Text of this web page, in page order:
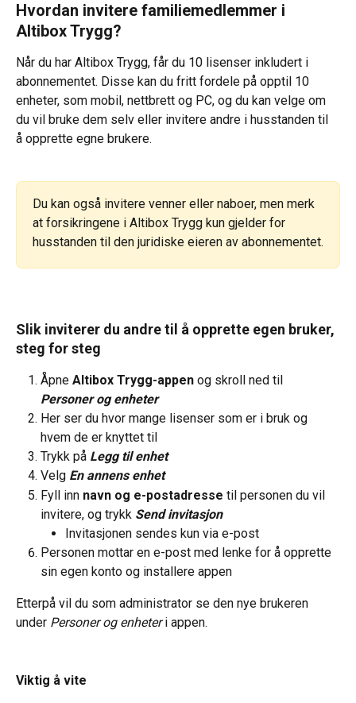
Hvordan invitere familiemedlemmer i
Altibox Trygg?
Når du har Altibox Trygg, får du 10 lisenser inkludert i
abonnementet. Disse kan du fritt fordele på opptil 10
enheter, som mobil, nettbrett og PC, og du kan velge om
du vil bruke dem selv eller invitere andre i husstanden til
å opprette egne brukere.
Du kan også invitere venner eller naboer, men merk
at forsikringene i Altibox Trygg kun gjelder for
husstanden til den juridiske eieren av abonnementet.
Slik inviterer du andre til å opprette egen bruker,
steg for steg
Åpne Altibox Trygg-appen og skroll ned til
Personer og enheter
Her ser du hvor mange lisenser som er i bruk og
hvem de er knyttet til
Trykk på Legg til enhet
Velg En annens enhet
Fyll inn navn og e-postadresse til personen du vil
invitere, og trykk Send invitasjon
Invitasjonen sendes kun via e-post
Personen mottar en e-post med lenke for å opprette
sin egen konto og installere appen
Etterpå vil du som administrator se den nye brukeren
under Personer og enheter i appen.
Viktig å vite